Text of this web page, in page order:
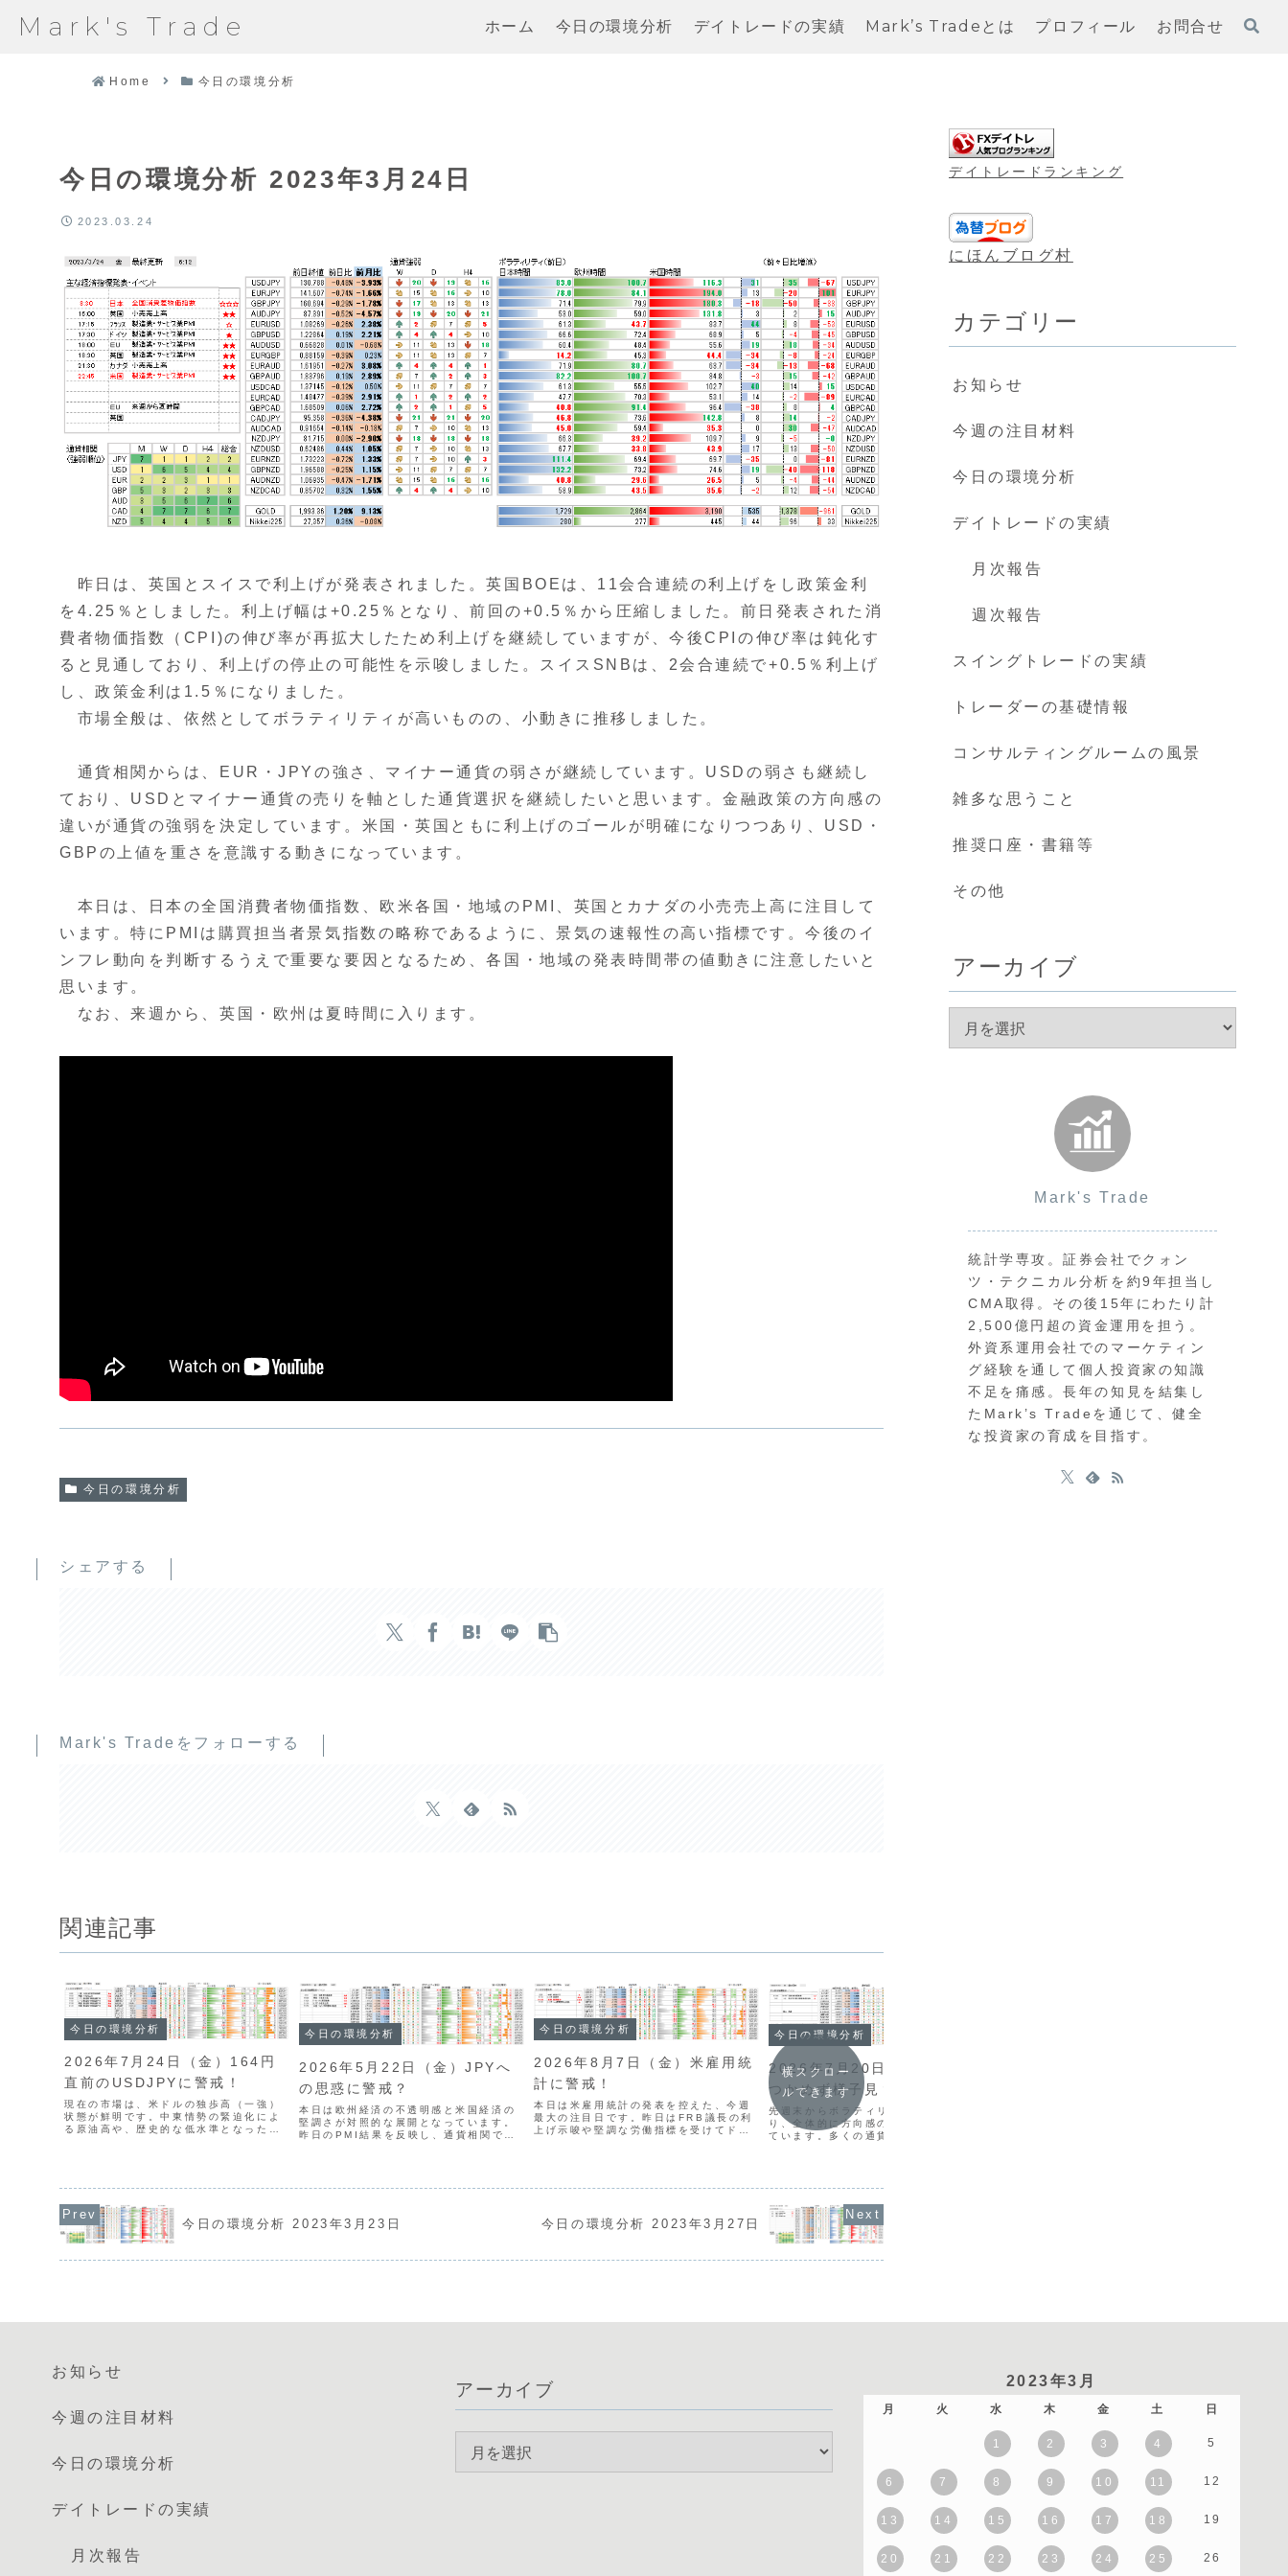
Mark's Trade ホーム 今日の環境分析 デイトレードの実績 Mark’s Tradeとは プロフィール お問合せ
Home 今日の環境分析
今日の環境分析 2023年3月24日
2023.03.24
昨日は、英国とスイスで利上げが発表されました。英国BOEは、11会合連続の利上げをし政策金利
を4.25％としました。利上げ幅は+0.25％となり、前回の+0.5％から圧縮しました。前日発表された消
費者物価指数（CPI)の伸び率が再拡大したため利上げを継続していますが、今後CPIの伸び率は鈍化す
ると見通しており、利上げの停止の可能性を示唆しました。スイスSNBは、2会合連続で+0.5％利上げ
し、政策金利は1.5％になりました。
市場全般は、依然としてボラティリティが高いものの、小動きに推移しました。
通貨相関からは、EUR・JPYの強さ、マイナー通貨の弱さが継続しています。USDの弱さも継続し
ており、USDとマイナー通貨の売りを軸とした通貨選択を継続したいと思います。金融政策の方向感の
違いが通貨の強弱を決定しています。米国・英国ともに利上げのゴールが明確になりつつあり、USD・
GBPの上値を重さを意識する動きになっています。
本日は、日本の全国消費者物価指数、欧米各国・地域のPMI、英国とカナダの小売売上高に注目して
います。特にPMIは購買担当者景気指数の略称であるように、景気の速報性の高い指標です。今後のイ
ンフレ動向を判断するうえで重要な要因となるため、各国・地域の発表時間帯の値動きに注意したいと
思います。
なお、来週から、英国・欧州は夏時間に入ります。
今日の環境分析
シェアする
Mark's Tradeをフォローする
関連記事
今日の環境分析
2026年7月24日（金）164円
直前のUSDJPYに警戒！
現在の市場は、米ドルの独歩高（一強）
状態が鮮明です。中東情勢の緊迫化によ
る原油高や、歴史的な低水準となった米
今日の環境分析
2026年5月22日（金）JPYへ
の思惑に警戒？
本日は欧州経済の不透明感と米国経済の
堅調さが対照的な展開となっています。
昨日のPMI結果を反映し、通貨相関では
今日の環境分析
2026年8月7日（金）米雇用統
計に警戒！
本日は米雇用統計の発表を控えた、今週
最大の注目日です。昨日はFRB議長の利
上げ示唆や堅調な労働指標を受けてドル
今日の環境分析
2026年7月20日（月）方向感
つかめず様子見？
先週末からボラティリティが低下してお
り、全体的に方向感の乏しい展開が続い
ています。多くの通貨ペアで値動きが収
横スクロー
ルできます
今日の環境分析 2023年3月23日 今日の環境分析 2023年3月27日
デイトレードランキング
にほんブログ村
カテゴリー
お知らせ
今週の注目材料
今日の環境分析
デイトレードの実績
月次報告
週次報告
スイングトレードの実績
トレーダーの基礎情報
コンサルティングルームの風景
雑多な思うこと
推奨口座・書籍等
その他
アーカイブ
Mark's Trade
統計学専攻。証券会社でクォン
ツ・テクニカル分析を約9年担当し
CMA取得。その後15年にわたり計
2,500億円超の資金運用を担う。
外資系運用会社でのマーケティン
グ経験を通して個人投資家の知識
不足を痛感。長年の知見を結集し
たMark’s Tradeを通じて、健全
な投資家の育成を目指す。
お知らせ
今週の注目材料
今日の環境分析
デイトレードの実績
月次報告
アーカイブ 2023年3月
月 火 水 木 金 土 日
1 2 3 4 5
6 7 8 9 10 11 12
13 14 15 16 17 18 19
20 21 22 23 24 25 26